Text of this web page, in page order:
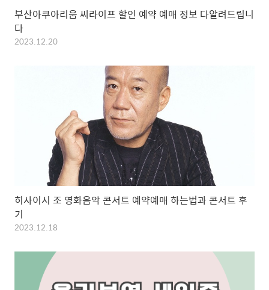
부산아쿠아리움 씨라이프 할인 예약 예매 정보 다알려드립니
다
2023.12.20
히사이시 조 영화음악 콘서트 예약예매 하는법과 콘서트 후
기
2023.12.18